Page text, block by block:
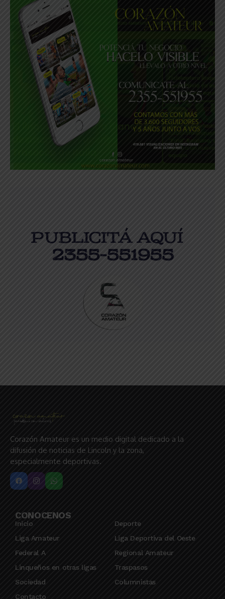
Corazón Amateur es un medio digital dedicado a la
difusión de noticias de Lincoln y la zona,
especialmente deportivas.
CONOCENOS
Inicio
Deporte
Liga Amateur
Liga Deportiva del Oeste
Federal A
Regional Amateur
Linqueños en otras ligas
Traspasos
Sociedad
Columnistas
Contacto